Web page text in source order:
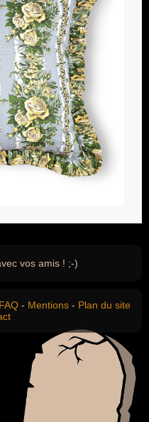
vos amis ! ;-)
FAQ - Mentions - Plan du site